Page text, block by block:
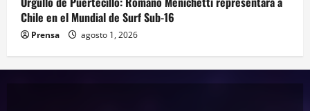
Chile en el Mundial de Surf Sub-16
Prensa agosto 1, 2026